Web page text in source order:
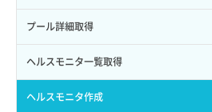
サブユーザー更新
サブユーザー詳細取得
トークン発行
イメージ詳細取得
アタッチ済みポート詳細取得
アタッチ済みボリューム一覧
アタッチ済みボリューム詳細取得
サブネット詳細取得
セキュリティグループ ルール一覧取得
セキュリティグループ ルール作成
プール詳細取得
ヘルスモニタ一覧取得
ヘルスモニタ作成